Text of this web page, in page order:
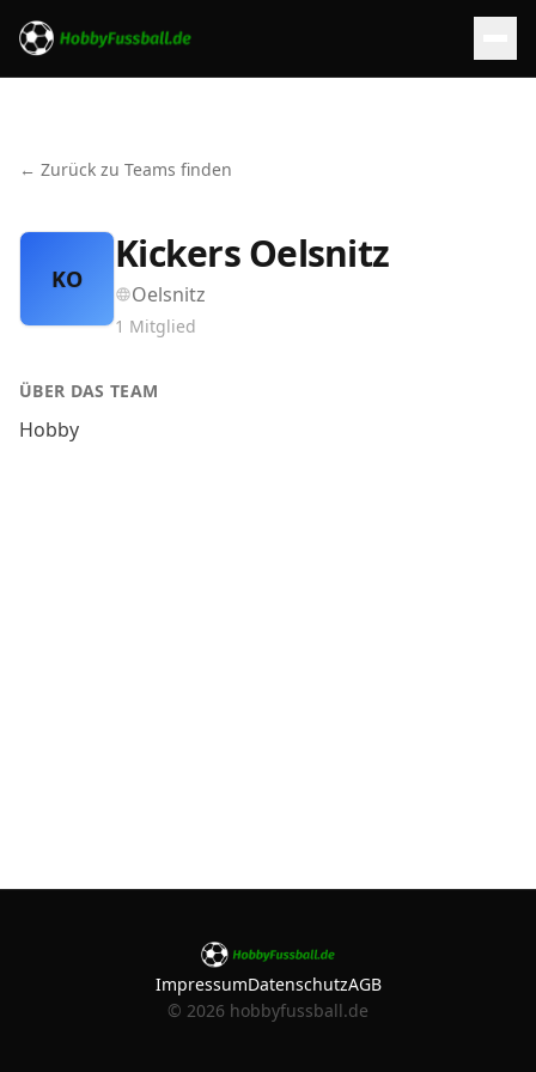
← Zurück zu Teams finden
KO
Kickers Oelsnitz
Oelsnitz
1 Mitglied
ÜBER DAS TEAM
Hobby
ImpressumDatenschutzAGB
© 2026 hobbyfussball.de